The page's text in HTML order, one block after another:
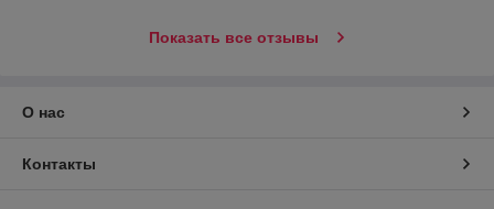
Показать все отзывы
О нас
Контакты